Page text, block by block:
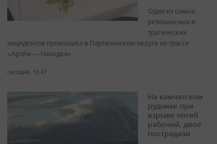
Один из самых
резонансных и
трагических
инцидентов произошел в Партизанском округе на трассе
«Артём — Находка»
сегодня, 16:47
На камчатском
руднике при
взрыве погиб
рабочий, двое
пострадали